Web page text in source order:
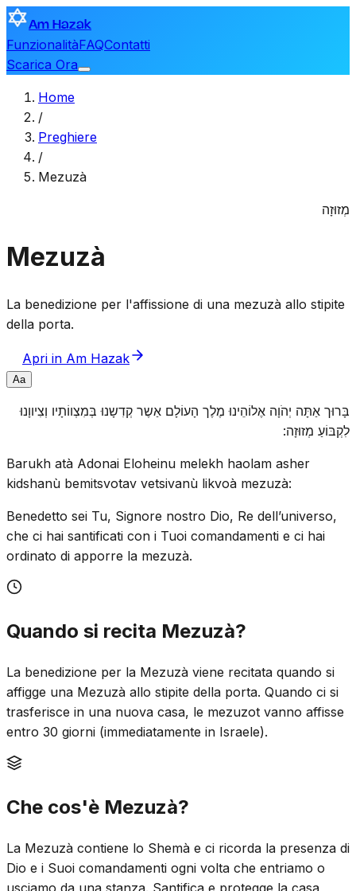
Am Hazak
FunzionalitàFAQContatti
Scarica Ora
Home
/
Preghiere
/
Mezuzà
מְזוּזָה
Mezuzà
La benedizione per l'affissione di una mezuzà allo stipite
della porta.
Apri in Am Hazak
Aa
בָּרוּך אַתָּה יְהֹוָה אֶלוֹהֵינוּ מֶלֶך הָעוֹלָם אַשֶר קְדִשָנוּ בְּמִצְווֹתָיו וְצִיווָנוּ
לִקְבּוֹעַ מְזוּזָה:
Barukh atà Adonai Eloheinu melekh haolam asher
kidshanù bemitsvotav vetsivanù likvoà mezuzà:
Benedetto sei Tu, Signore nostro Dio, Re dell’universo,
che ci hai santificati con i Tuoi comandamenti e ci hai
ordinato di apporre la mezuzà.
Quando si recita Mezuzà?
La benedizione per la Mezuzà viene recitata quando si
affigge una Mezuzà allo stipite della porta. Quando ci si
trasferisce in una nuova casa, le mezuzot vanno affisse
entro 30 giorni (immediatamente in Israele).
Che cos'è Mezuzà?
La Mezuzà contiene lo Shemà e ci ricorda la presenza di
Dio e i Suoi comandamenti ogni volta che entriamo o
usciamo da una stanza. Santifica e protegge la casa